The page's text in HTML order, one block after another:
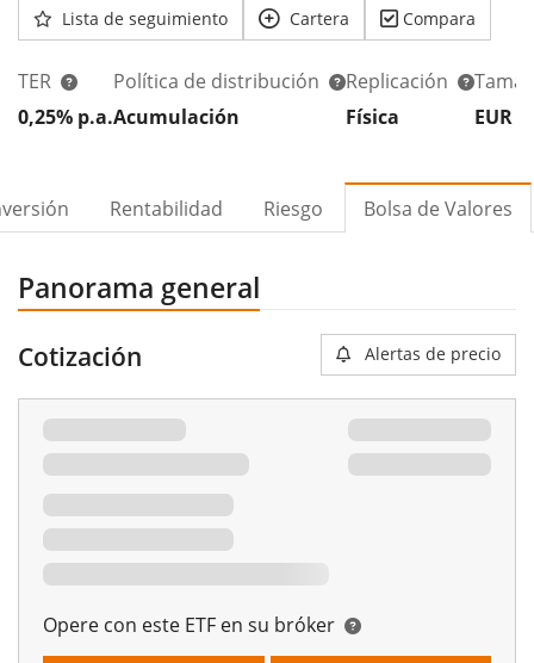
Lista de seguimiento Cartera Compara
TER
0,25% p.a.
Política de distribución
Acumulación
Replicación
Física
EUR
Rentabilidad Riesgo Bolsa de Valores
Panorama general
Cotización Alertas de precio
Opere con este ETF en su bróker